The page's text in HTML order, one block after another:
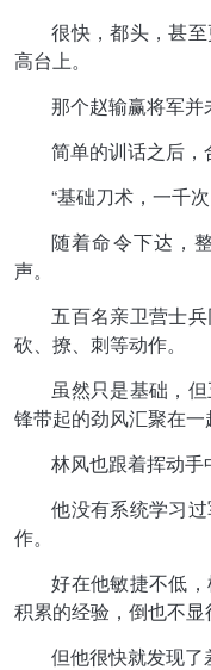
很快，都头，甚
高台上。
那个赵输赢将军并
简单的训话之后，
“基础刀术，一千
随着命令下达，
声。
五百名亲卫营士
砍、撩、刺等动作。
虽然只是基础，
锋带起的劲风汇聚在一
林风也跟着挥动手
他没有系统学习
作。
好在他敏捷不低
积累的经验，倒也不显
但他很快就发现了